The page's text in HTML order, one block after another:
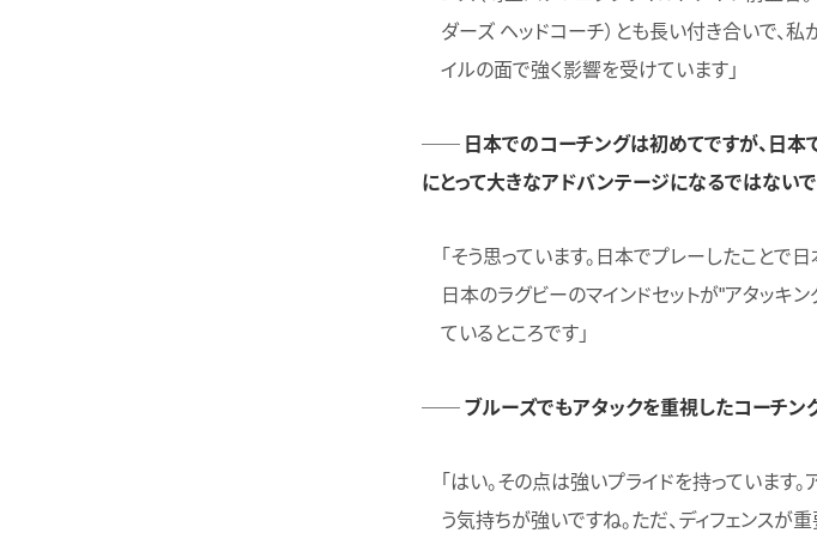
ダーズ ヘッドコーチ）とも長い付き合いで、
イルの面で強く影響を受けています」
── 日本でのコーチングは初めてですが、日本
にとって大きなアドバンテージになるではないで
「そう思っています。日本でプレーしたことで
日本のラグビーのマインドセットが"アタッキン
ているところです」
── ブルーズでもアタックを重視したコーチン
「はい。その点は強いプライドを持っています
う気持ちが強いですね。ただ、ディフェンスが